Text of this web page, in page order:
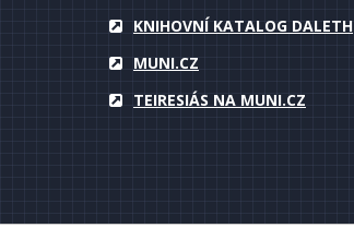
KNIHOVNÍ KATALOG DALETH
MUNI.CZ
TEIRESIÁS NA MUNI.CZ